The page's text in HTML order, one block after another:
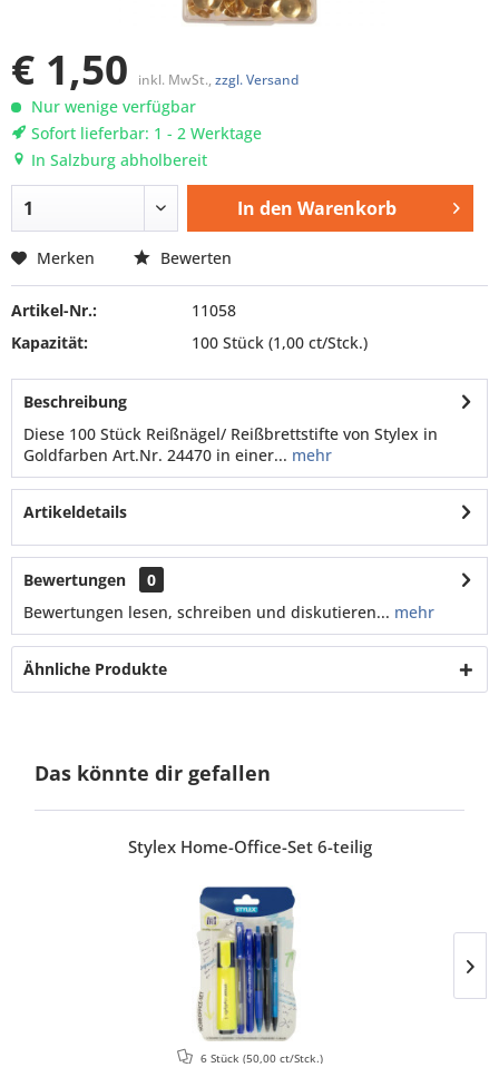
€ 1,50 inkl. MwSt., zzgl. Versand
Nur wenige verfügbar
Sofort lieferbar: 1 - 2 Werktage
In Salzburg abholbereit
In den Warenkorb
Merken Bewerten
Artikel-Nr.:
11058
Kapazität:
100 Stück (1,00 ct/Stck.)
Beschreibung
Diese 100 Stück Reißnägel/ Reißbrettstifte von Stylex in
Goldfarben Art.Nr. 24470 in einer... mehr
Artikeldetails
Bewertungen
0
Bewertungen lesen, schreiben und diskutieren... mehr
Ähnliche Produkte
Das könnte dir gefallen
Stylex Home-Office-Set 6-teilig
6 Stück (50,00 ct/Stck.)